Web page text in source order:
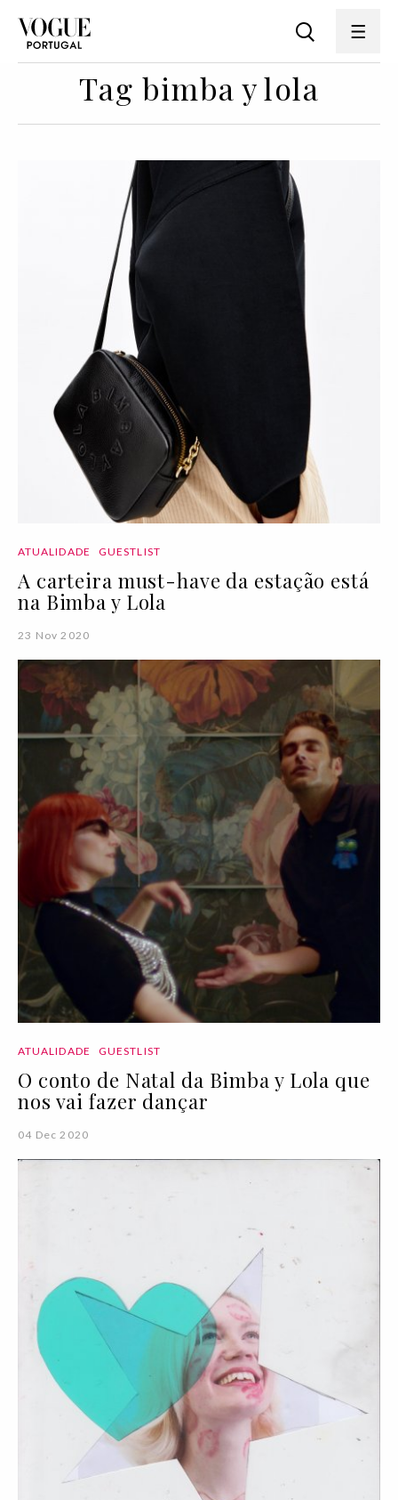
Tag bimba y lola
ATUALIDADE GUESTLIST
A carteira must-have da estação está
na Bimba y Lola
23 Nov 2020
ATUALIDADE GUESTLIST
O conto de Natal da Bimba y Lola que
nos vai fazer dançar
04 Dec 2020